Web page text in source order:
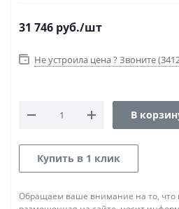
31 746 руб./шт
Не устроила цена ? Звоните
В
Купить в 1 клик
Обращаем ваше внимание на то, что